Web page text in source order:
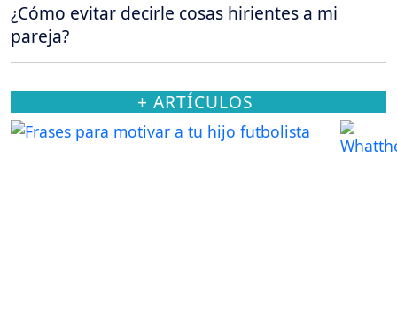
¿Cómo evitar decirle cosas hirientes a mi
pareja?
+ ARTÍCULOS